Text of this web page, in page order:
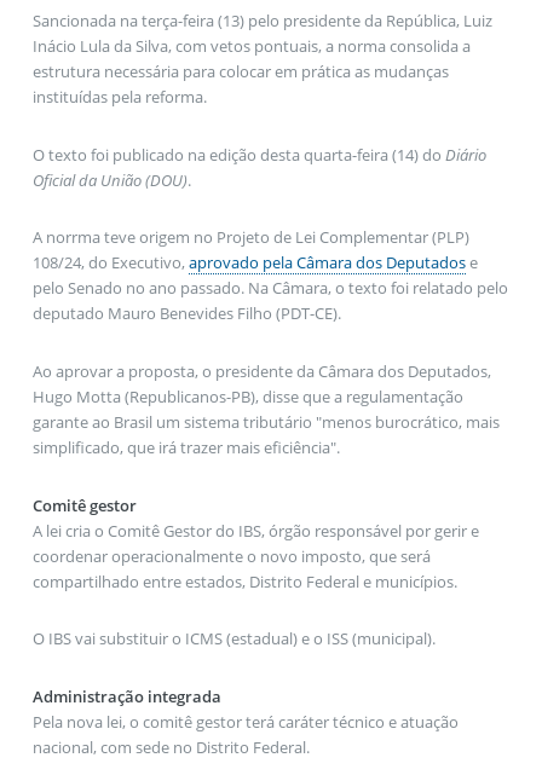
Sancionada na terça-feira (13) pelo presidente da República, Luiz
Inácio Lula da Silva, com vetospontuais, a norma consolida a
estrutura necessária para colocar em prática as mudanças
instituídas pela reforma.
O texto foi publicado na edição desta quarta-feira (14) do Diário
Oficial da União (DOU).
A norrma teve origem no Projeto de Lei Complementar (PLP)
108/24, do Executivo, aprovado pela Câmara dos Deputadose
pelo Senado no ano passado. Na Câmara, o texto foi relatado pelo
deputado Mauro Benevides Filho (PDT-CE).
Ao aprovar a proposta, o presidente da Câmara dos Deputados,
Hugo Motta (Republicanos-PB), disse que a regulamentação
garante ao Brasil um sistema tributário "menos burocrático, mais
simplificado, que irá trazer mais eficiência".
Comitê gestor
A lei cria o Comitê Gestor do IBS, órgão responsável por gerir e
coordenar operacionalmente o novo imposto, que será
compartilhado entre estados, Distrito Federal e municípios.
O IBS vai substituir o ICMS (estadual) e o ISS (municipal).
Administração integrada
Pela nova lei, o comitê gestor terá caráter técnico e atuação
nacional, com sede no Distrito Federal.